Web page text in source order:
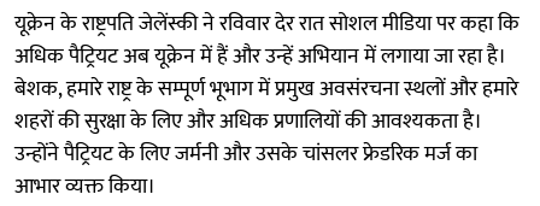
यूक्रेन के राष्ट्रपति जेलेंस्की ने रविवार देर रात सोशल मीडिया पर कहा कि
अधिक पैट्रियट अब यूक्रेन में हैं और उन्हें अभियान में लगाया जा रहा है।
बेशक, हमारे राष्ट्र के सम्पूर्ण भूभाग में प्रमुख अवसंरचना स्थलों और हमारे
शहरों की सुरक्षा के लिए और अधिक प्रणालियों की आवश्यकता है।
उन्होंने पैट्रियट के लिए जर्मनी और उसके चांसलर फ्रेडरिक मर्ज का
आभार व्यक्त किया।